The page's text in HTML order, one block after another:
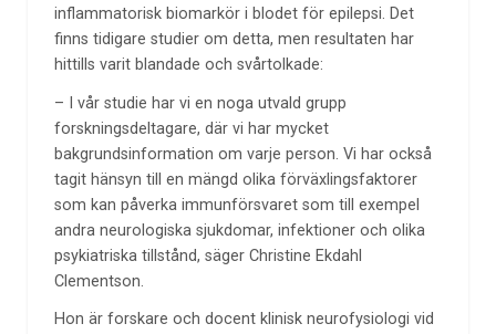
inflammatorisk biomarkör i blodet för epilepsi. Det
finns tidigare studier om detta, men resultaten har
hittills varit blandade och svårtolkade:
– I vår studie har vi en noga utvald grupp
forskningsdeltagare, där vi har mycket
bakgrundsinformation om varje person. Vi har också
tagit hänsyn till en mängd olika förväxlingsfaktorer
som kan påverka immunförsvaret som till exempel
andra neurologiska sjukdomar, infektioner och olika
psykiatriska tillstånd, säger Christine Ekdahl
Clementson.
Hon är forskare och docent klinisk neurofysiologi vid